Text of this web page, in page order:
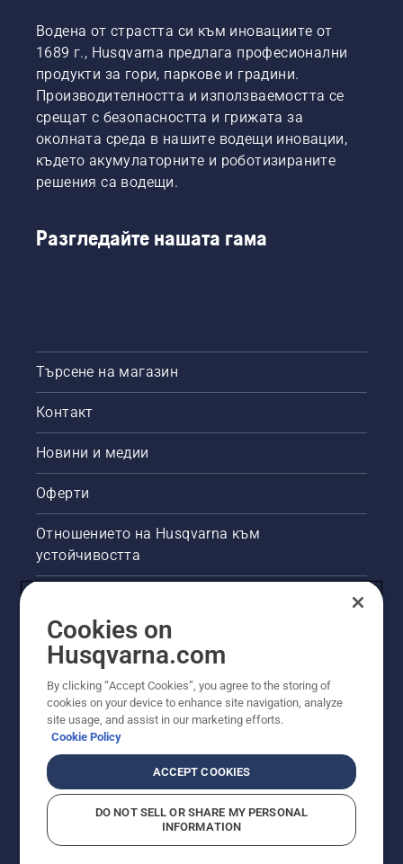
Водена от страстта си към иновациите от
1689 г., Husqvarna предлага професионални
продукти за гори, паркове и градини.
Производителността и използваемостта се
срещат с безопасността и грижата за
околната среда в нашите водещи иновации,
където акумулаторните и роботизираните
решения са водещи.
Разгледайте нашата гама
Търсене на магазин
Контакт
Новини и медии
Оферти
Отношението на Husqvarna към
устойчивостта
Други сайтове на Husqvarna
© Husqvarna AB (публ). Всички права запазени.
Cookies on
Husqvarna.com
By clicking “Accept Cookies”, you agree to the storing of
cookies on your device to enhance site navigation, analyze
site usage, and assist in our marketing efforts.
Cookie Policy
ACCEPT COOKIES
DO NOT SELL OR SHARE MY PERSONAL
INFORMATION